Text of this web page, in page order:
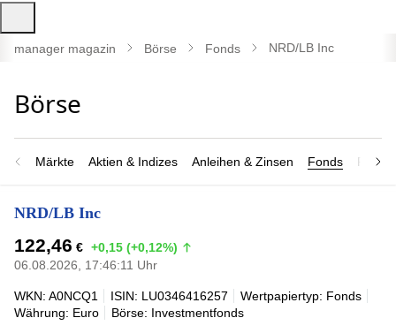
öffnen
manager magazin Börse Fonds NRD/LB Inc
Märkte Aktien & Indizes Anleihen & Zinsen Fonds
NRD/LB Inc
122,46 € +0,15 (+0,12%)
06.08.2026, 17:46:11 Uhr
WKN: A0NCQ1 ISIN: LU0346416257
Wertpapiertyp: Fonds
Währung: Euro
Börse: Investmentfonds